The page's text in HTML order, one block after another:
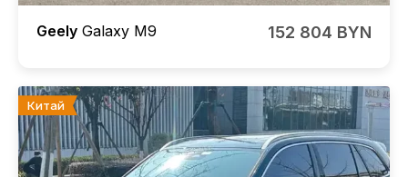
Geely Galaxy M9 152 804 BYN
Китай